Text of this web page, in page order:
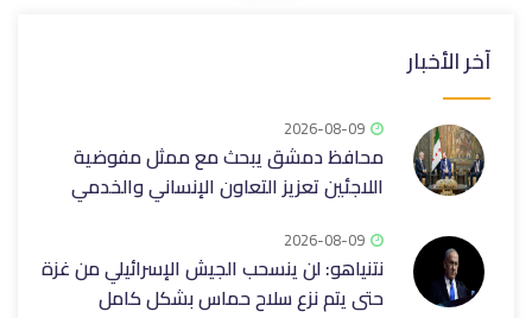
آخر الأخبار
2026-08-09
محافظ دمشق يبحث مع ممثل مفوضية
اللاجئين تعزيز التعاون الإنساني والخدمي
2026-08-09
نتنياهو: لن ينسحب الجيش الإسرائيلي من غزة
حتى يتم نزع سلاح حماس بشكل كامل